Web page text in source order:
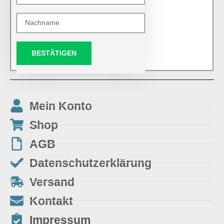
BESTÄTIGEN
Mein Konto
Shop
AGB
Datenschutzerklärung
Versand
Kontakt
Impressum